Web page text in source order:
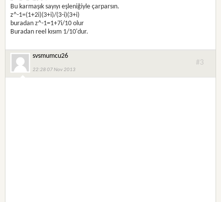
Bu karmaşık sayıyı eşleniğiyle çarparsın.
z^-1=(1+2i)(3+i)/(3-i)(3+i)
buradan z^-1=1+7i/10 olur
Buradan reel kısım 1/10'dur.
svsmumcu26
22:28 07 Nov 2013
#3